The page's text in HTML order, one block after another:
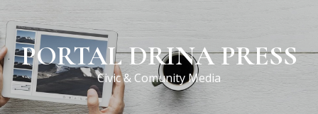
Skip
to
contentPORTAL DRINA PRESS
Civic & Comunity Media